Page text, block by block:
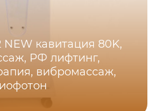
кавитация 80K,
РФ лифтинг,
вибромассаж,